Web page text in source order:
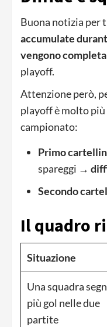
Buona notizia per
accumulate
vengono
playoff.
Attenzione però,
playoff è molto
campionato:
Primo
spareggi →
Secondo
Il quadro
Situazione
Una squadra
più gol nelle due
partite